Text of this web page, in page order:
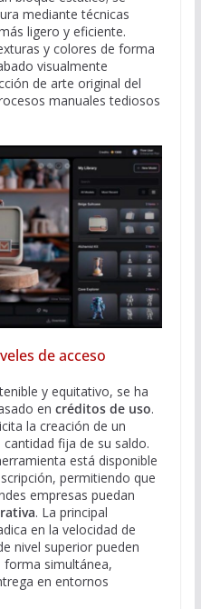
mediante técnicas
ligero y eficiente.
y colores de forma
visualmente
de arte original del
manuales tediosos
de acceso
y equitativo, se ha
en créditos de uso.
la creación de un
fija de su saldo.
está disponible
permitiendo que
empresas puedan
. La principal
en la velocidad de
nivel superior pueden
forma simultánea,
en entornos